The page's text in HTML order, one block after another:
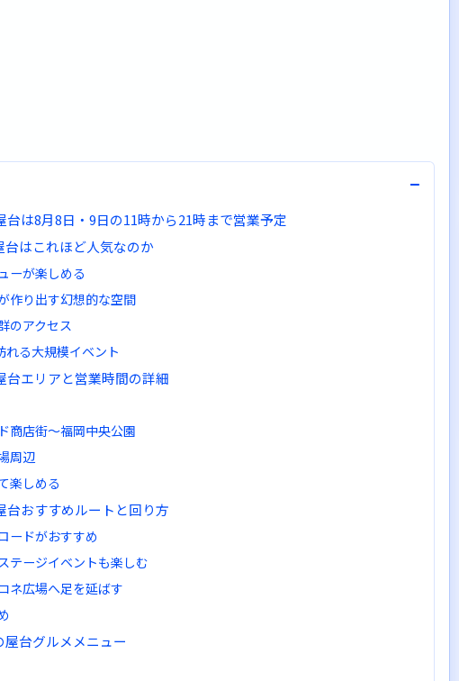
−
台は8月8日・9日の11時から21時まで営業予定
はこれほど人気なのか
ーが楽しめる
作り出す幻想的な空間
のアクセス
れる大規模イベント
台エリアと営業時間の詳細
商店街〜福岡中央公園
周辺
楽しめる
台おすすめルートと回り方
ードがおすすめ
テージイベントも楽しむ
ネ広場へ足を延ばす
屋台グルメメニュー